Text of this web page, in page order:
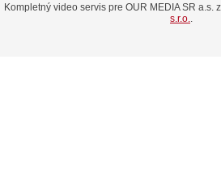
Kompletný video servis pre OUR MEDIA SR a.s.
s.r.o..